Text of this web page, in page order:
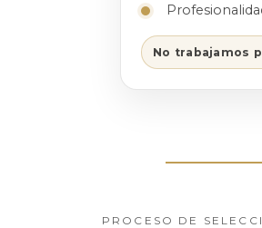
No trabajamos
PROCESO DE